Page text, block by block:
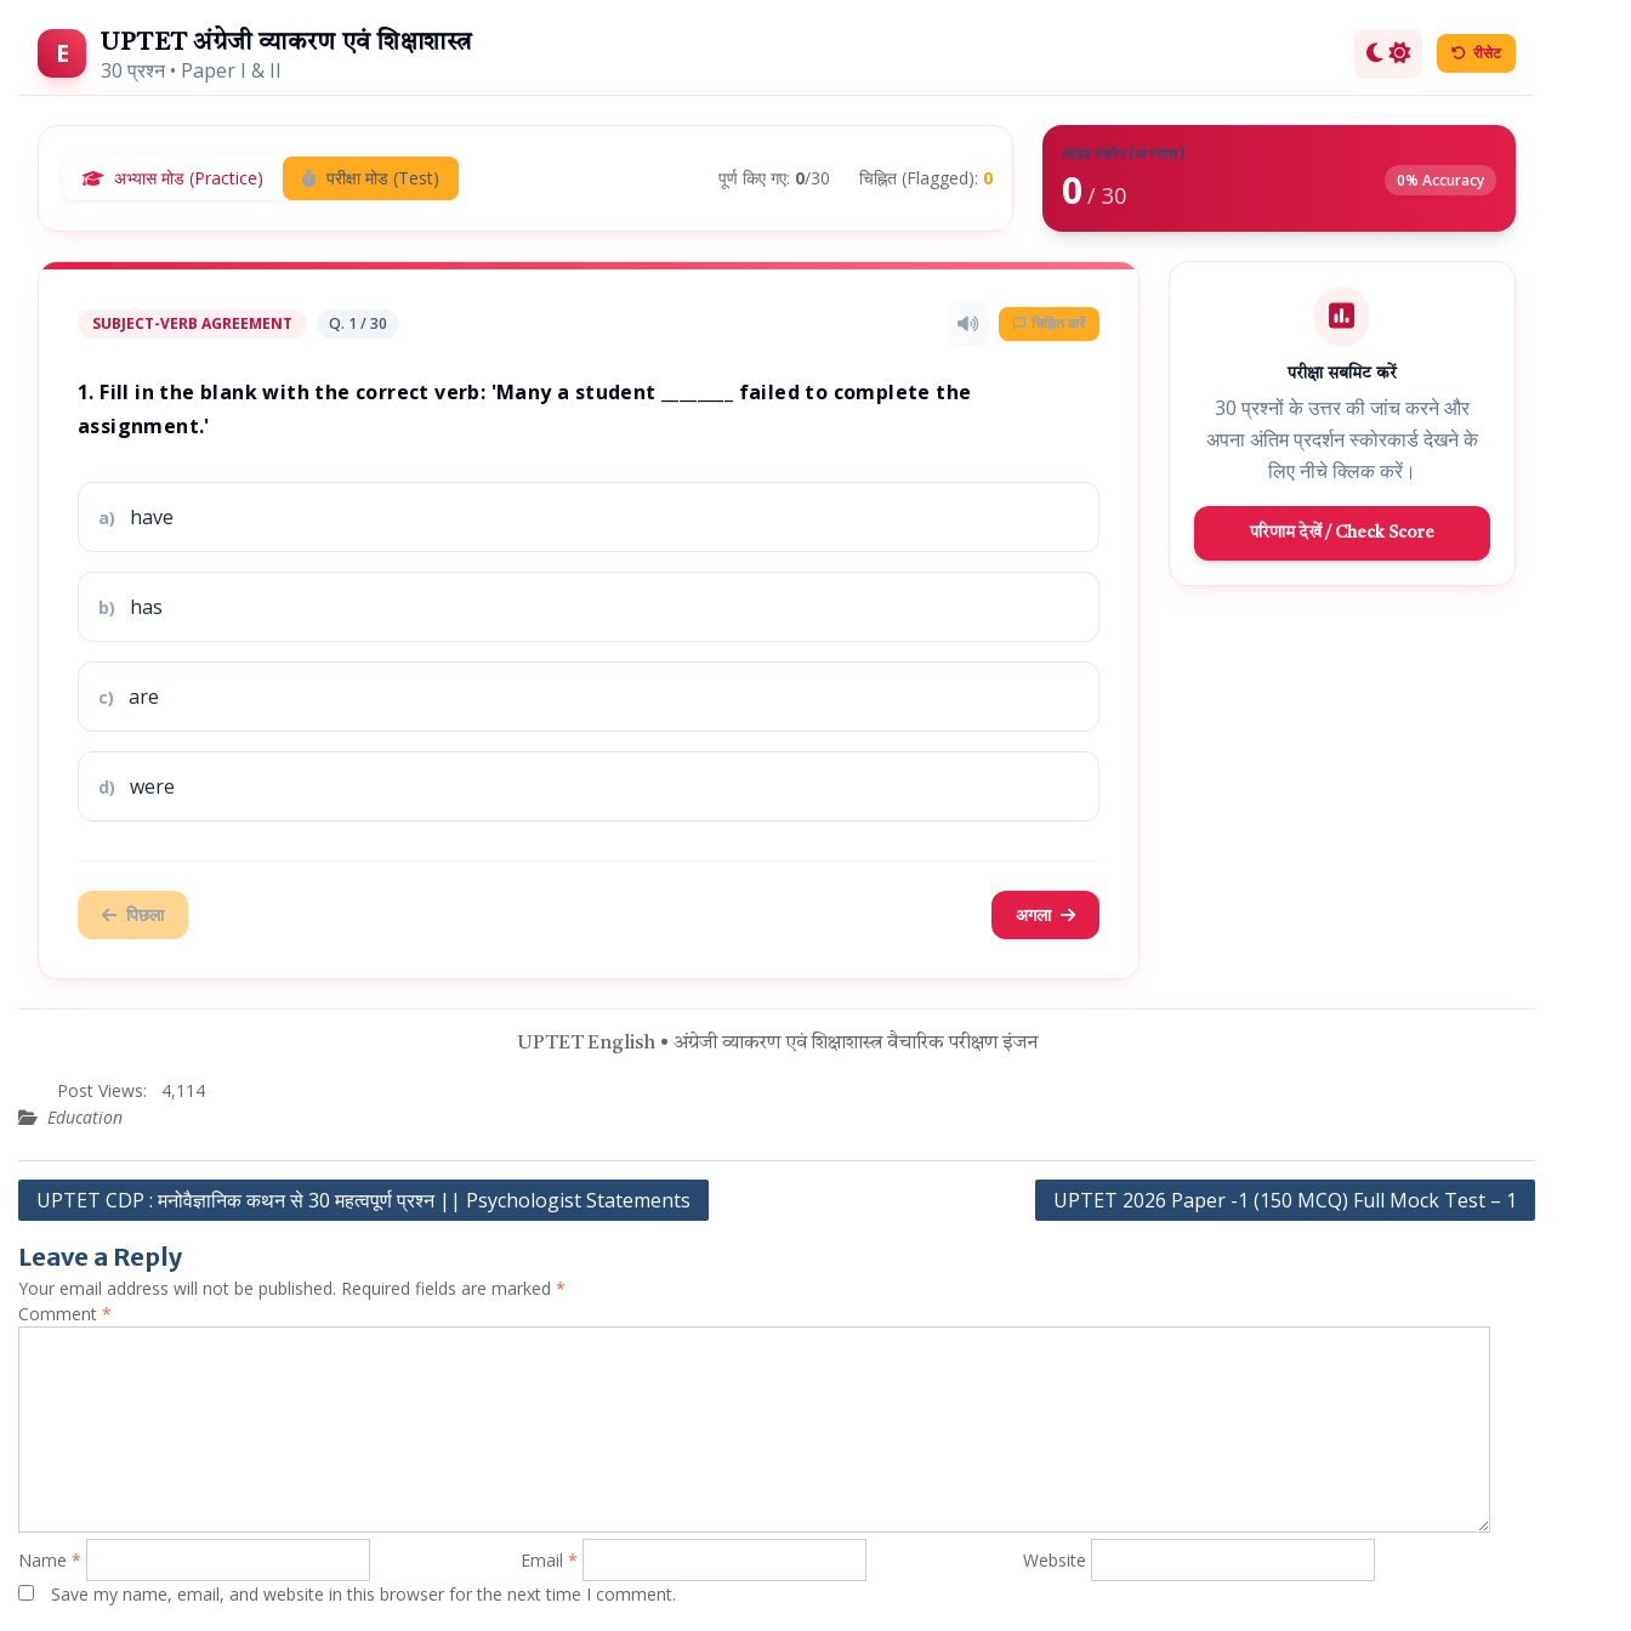
E UPTET अंग्रेजी व्याकरण एवं शिक्षाशास्त्र
30 प्रश्न • Paper I & II
रीसेट
अभ्यास मोड (Practice) परीक्षा मोड (Test) पूर्ण किए गए: 0/30 चिह्नित (Flagged): 0
लाइव स्कोर (अभ्यास)
0 / 30
0% Accuracy
SUBJECT-VERB AGREEMENT Q. 1 / 30 चिह्नित करें
1. Fill in the blank with the correct verb: 'Many a student ________ failed to complete the
assignment.'
a) have
b) has
c) are
d) were
पिछला अगला
परीक्षा सबमिट करें
30 प्रश्नों के उत्तर की जांच करने और
अपना अंतिम प्रदर्शन स्कोरकार्ड देखने के
लिए नीचे क्लिक करें।
परिणाम देखें / Check Score
UPTET English • अंग्रेजी व्याकरण एवं शिक्षाशास्त्र वैचारिक परीक्षण इंजन
Post Views:
4,114
Education
Post
navigation
UPTET CDP : मनोवैज्ञानिक कथन से 30 महत्वपूर्ण प्रश्न || Psychologist Statements UPTET 2026 Paper -1 (150 MCQ) Full Mock Test – 1
Leave a Reply
Your email address will not be published. Required fields are marked *
Comment *
Name * Email*
Website
Save my name, email, and website in this browser for the next time I comment.